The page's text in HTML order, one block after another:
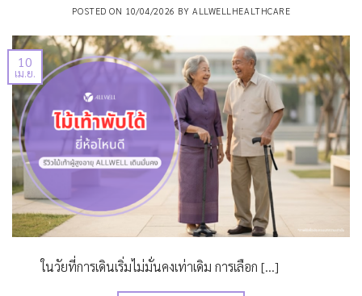
POSTED ON 10/04/2026 BY ALLWELLHEALTHCARE
10
เม.ย.
ในวัยที่การเดินเริ่มไม่มั่นคงเท่าเดิม การเลือก […]